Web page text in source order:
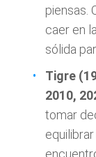
piensas.
caer en
sólida
Tigre
2010,
tomar